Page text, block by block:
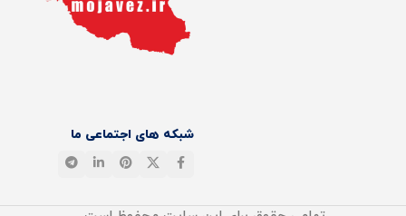
شبکه های اجتماعی ما